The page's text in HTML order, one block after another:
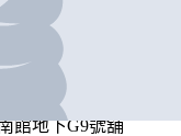
館地下G9號舖